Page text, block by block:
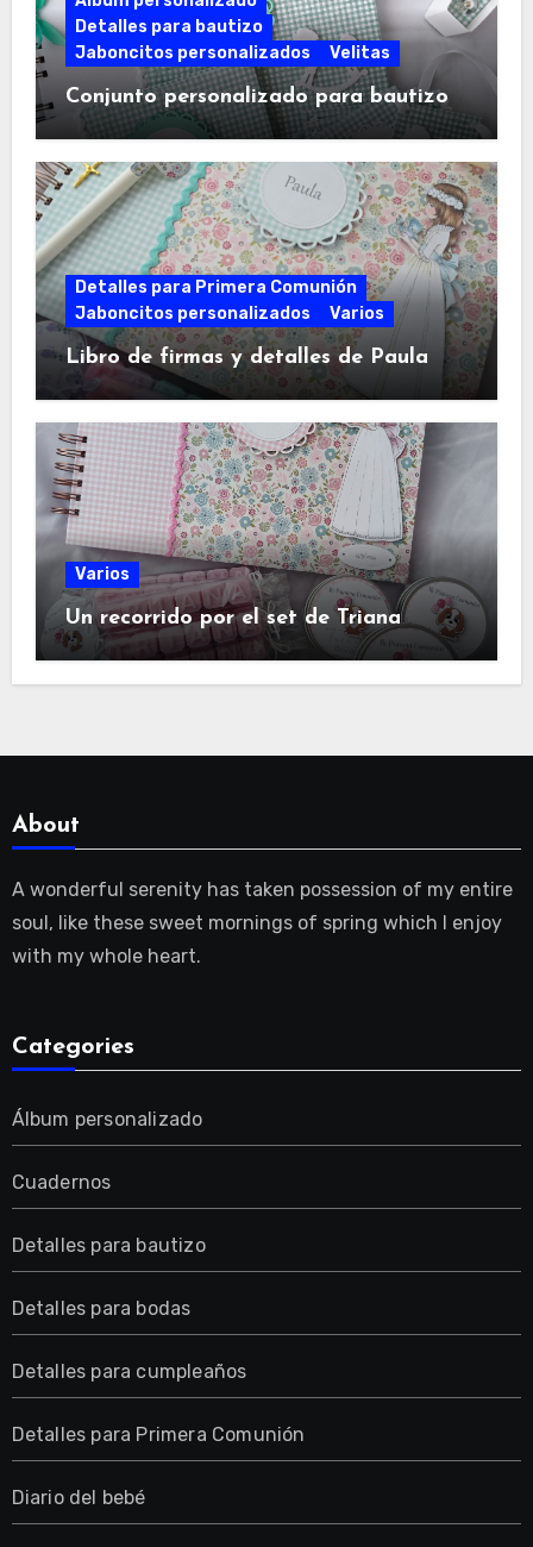
Detalles para bautizo
Jaboncitos personalizados
Velitas
Conjunto personalizado para bautizo
Detalles para Primera Comunión
Jaboncitos personalizados
Varios
Libro de firmas y detalles de Paula
Varios
Un recorrido por el set de Triana
About
A wonderful serenity has taken possession of my entire
soul, like these sweet mornings of spring which I enjoy
with my whole heart.
Categories
Álbum personalizado
Cuadernos
Detalles para bautizo
Detalles para bodas
Detalles para cumpleaños
Detalles para Primera Comunión
Diario del bebé